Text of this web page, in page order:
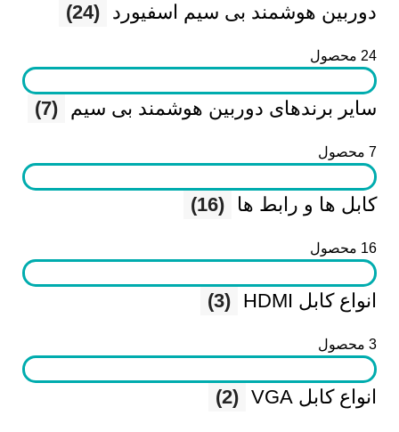
دوربین هوشمند بی سیم اسفیورد (24)
24 محصول
سایر برندهای دوربین هوشمند بی سیم (7)
7 محصول
کابل ها و رابط ها (16)
16 محصول
انواع کابل HDMI (3)
3 محصول
انواع کابل VGA (2)